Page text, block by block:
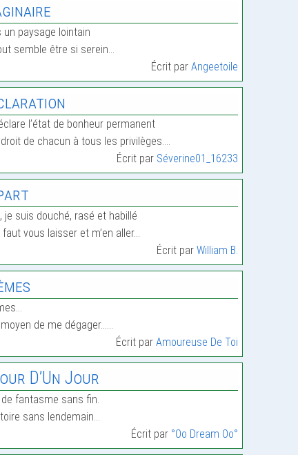
un paysage lointain
semble être si serein…
Écrit parAngeetoile
l’état de bonheur permanent
droit de chacun à tous les privilèges.…
Écrit par Séverine01_16233
je suis douché, rasé et habillé
faut vous laisser et m’en aller…
Écrit parWilliam B.
de me dégager……
Écrit parAmoureuse De Toi
D’Un Jour
fantasme sans fin.
sans lendemain…
Écrit par °Oo Dream Oo°